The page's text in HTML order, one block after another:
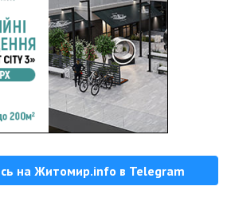
на Житомир.info в Telegram